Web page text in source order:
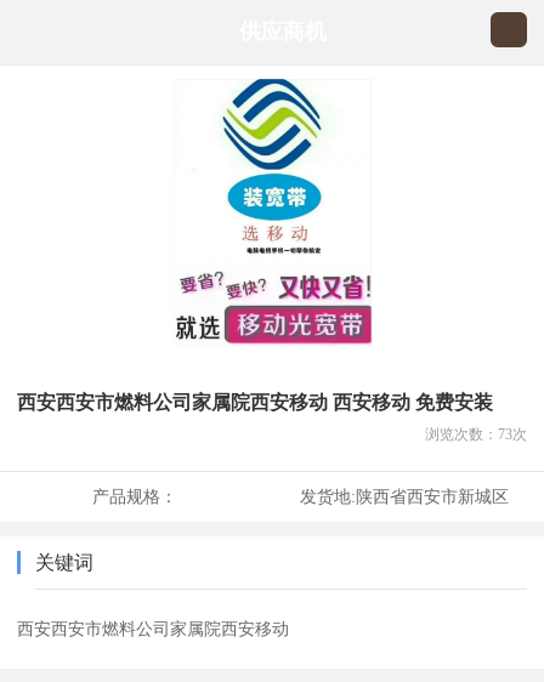
西安西安市燃料公司家属院西安移动 西安移动 免费安装
浏览次数： 73次
产品规格： 发货地:陕西省西安市新城区
关键词
西安西安市燃料公司家属院西安移动